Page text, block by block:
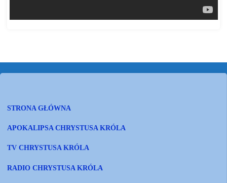
STRONA GŁÓWNA
APOKALIPSA CHRYSTUSA KRÓLA
TV CHRYSTUSA KRÓLA
RADIO CHRYSTUSA KRÓLA